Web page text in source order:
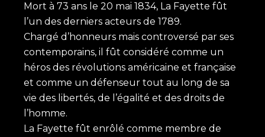
Mort à 73 ans le 20 mai 1834, La Fayette fût
l’un des derniers acteurs de 1789.
Chargé d’honneurs mais controversé par ses
contemporains, il fût considéré comme un
héros des révolutions américaine et française
et comme un défenseur tout au long de sa
vie des libertés, de l’égalité et des droits de
l’homme.
La Fayette fût enrôlé comme membre de